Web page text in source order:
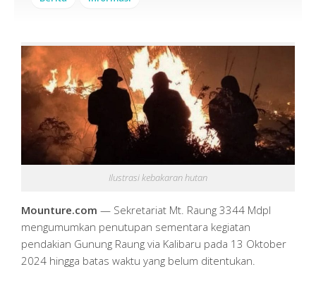
Ilustrasi kebakaran hutan
Mounture.com — Sekretariat Mt. Raung 3344 Mdpl
mengumumkan penutupan sementara kegiatan
pendakian Gunung Raung via Kalibaru pada 13 Oktober
2024 hingga batas waktu yang belum ditentukan.